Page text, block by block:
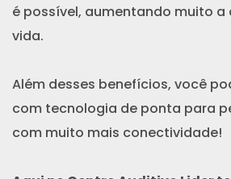
é possível, aumentando muito a
vida.
Além desses benefícios, você
com tecnologia de ponta para
com muito mais conectividade!